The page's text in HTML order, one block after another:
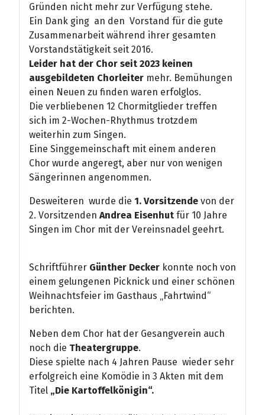
Gründen nicht mehr zur Verfügung stehe.
Ein Dank ging an den Vorstand für die gute
Zusammenarbeit während ihrer gesamten
Vorstandstätigkeit seit 2016.
Leider hat der Chor seit 2023 keinen
ausgebildeten Chorleiter mehr. Bemühungen
einen Neuen zu finden waren erfolglos.
Die verbliebenen 12 Chormitglieder treffen
sich im 2-Wochen-Rhythmus trotzdem
weiterhin zum Singen.
Eine Singgemeinschaft mit einem anderen
Chor wurde angeregt, aber nur von wenigen
Sängerinnen angenommen.
Desweiteren wurde die 1. Vorsitzende von der
2. Vorsitzenden Andrea Eisenhut für 10 Jahre
Singen im Chor mit der Vereinsnadel geehrt.
Schriftführer Günther Decker konnte noch von
einem gelungenen Picknick und einer schönen
Weihnachtsfeier im Gasthaus „Fahrtwind“
berichten.
Neben dem Chor hat der Gesangverein auch
noch die Theatergruppe.
Diese spielte nach 4 Jahren Pause wieder sehr
erfolgreich eine Komödie in 3 Akten mit dem
Titel „Die Kartoffelkönigin“.